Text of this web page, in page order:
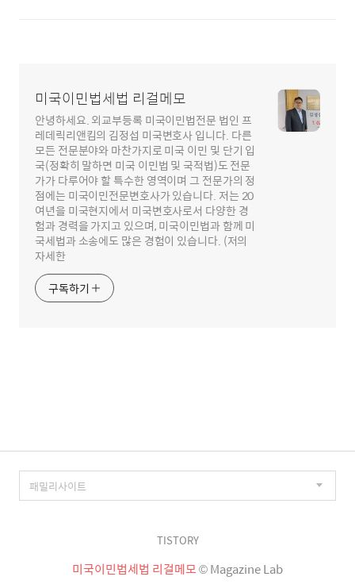
미국이민법세법 리걸메모
안녕하세요. 외교부등록 미국이민법전문 법인 프
레데릭리앤킴의 김정섭 미국변호사 입니다. 다른
모든 전문분야와 마찬가지로 미국 이민 및 단기 입
국(정확히 말하면 미국 이민법 및 국적법)도 전문
가가 다루어야 할 특수한 영역이며 그 전문가의 정
점에는 미국이민전문변호사가 있습니다. 저는 20
여년을 미국현지에서 미국변호사로서 다양한 경
험과 경력을 가지고 있으며, 미국이민법과 함께 미
국세법과 소송에도 많은 경험이 있습니다. (저의
자세한
구독하기
TISTORY
미국이민법세법 리걸메모© Magazine Lab